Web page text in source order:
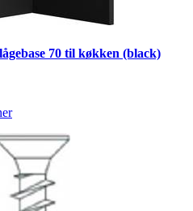
70 til køkken (black)